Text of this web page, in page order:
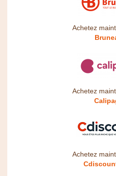
Achetez
Achetez
Achetez